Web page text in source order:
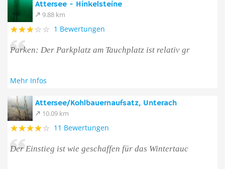
Attersee - Hinkelsteine
9.88 km
1 Bewertungen
Parken: Der Parkplatz am Tauchplatz ist relativ gr
Mehr Infos
Attersee/Kohlbauernaufsatz, Unterach
10.09 km
11 Bewertungen
Der Einstieg ist wie geschaffen für das Wintertauc